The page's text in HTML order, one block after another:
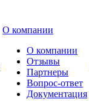
О компании
О компании
Отзывы
Партнеры
Вопрос-ответ
Документация